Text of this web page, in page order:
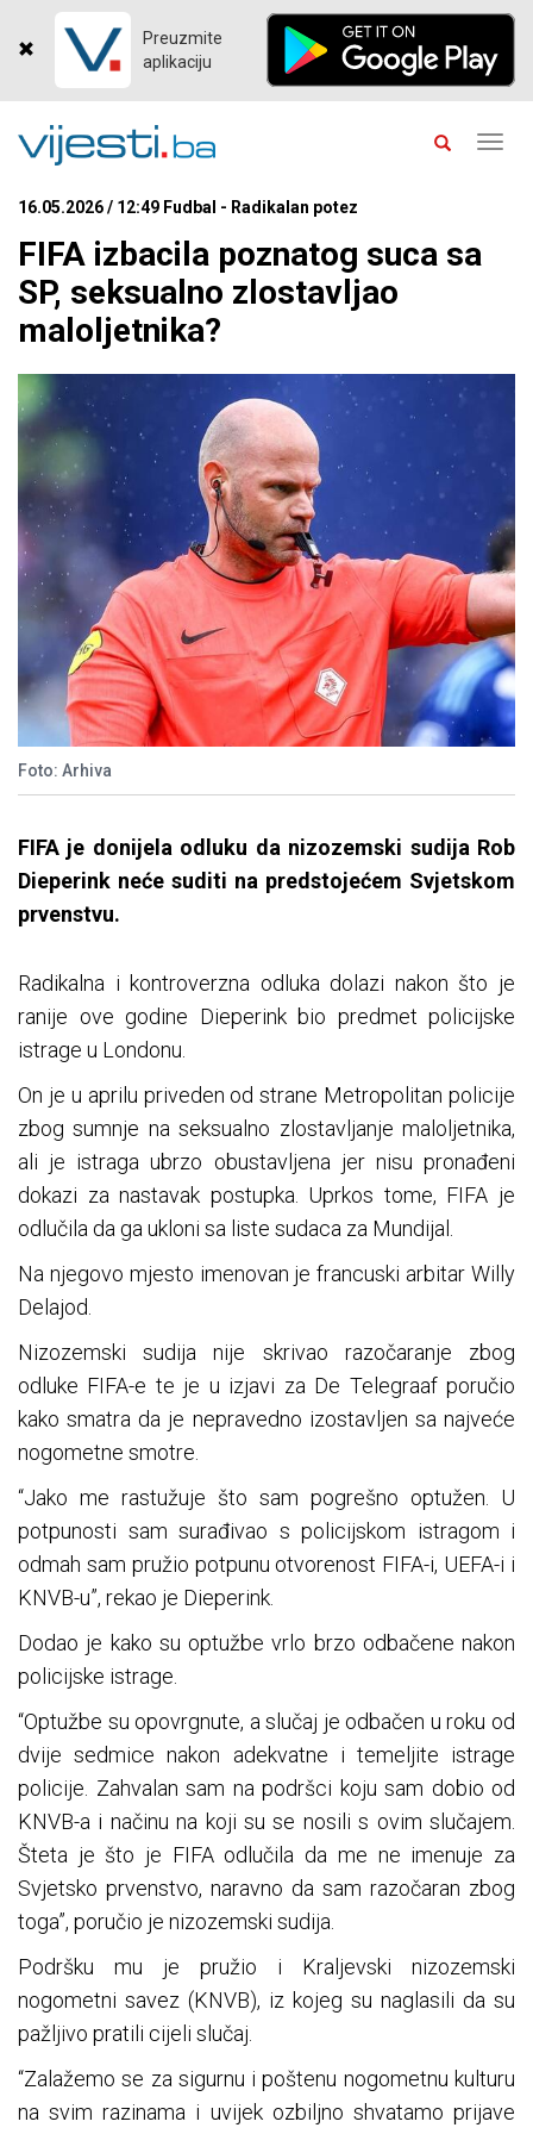
Preuzmite
aplikaciju
16.05.2026 / 12:49 Fudbal - Radikalan potez
FIFA izbacila poznatog suca sa
SP, seksualno zlostavljao
maloljetnika?
Foto: Arhiva
FIFA je donijela odluku da nizozemski sudija Rob
Dieperink neće suditi na predstojećem Svjetskom
prvenstvu.
Radikalna i kontroverzna odluka dolazi nakon što je
ranije ove godine Dieperink bio predmet policijske
istrage u Londonu.
On je u aprilu priveden od strane Metropolitan policije
zbog sumnje na seksualno zlostavljanje maloljetnika,
ali je istraga ubrzo obustavljena jer nisu pronađeni
dokazi za nastavak postupka. Uprkos tome, FIFA je
odlučila da ga ukloni sa liste sudaca za Mundijal.
Na njegovo mjesto imenovan je francuski arbitar Willy
Delajod.
Nizozemski sudija nije skrivao razočaranje zbog
odluke FIFA-e te je u izjavi za De Telegraaf poručio
kako smatra da je nepravedno izostavljen sa najveće
nogometne smotre.
“Jako me rastužuje što sam pogrešno optužen. U
potpunosti sam surađivao s policijskom istragom i
odmah sam pružio potpunu otvorenost FIFA-i, UEFA-i i
KNVB-u”, rekao je Dieperink.
Dodao je kako su optužbe vrlo brzo odbačene nakon
policijske istrage.
“Optužbe su opovrgnute, a slučaj je odbačen u roku od
dvije sedmice nakon adekvatne i temeljite istrage
policije. Zahvalan sam na podršci koju sam dobio od
KNVB-a i načinu na koji su se nosili s ovim slučajem.
Šteta je što je FIFA odlučila da me ne imenuje za
Svjetsko prvenstvo, naravno da sam razočaran zbog
toga”, poručio je nizozemski sudija.
Podršku mu je pružio i Kraljevski nizozemski
nogometni savez (KNVB), iz kojeg su naglasili da su
pažljivo pratili cijeli slučaj.
“Zalažemo se za sigurnu i poštenu nogometnu kulturu
na svim razinama i uvijek ozbiljno shvatamo prijave